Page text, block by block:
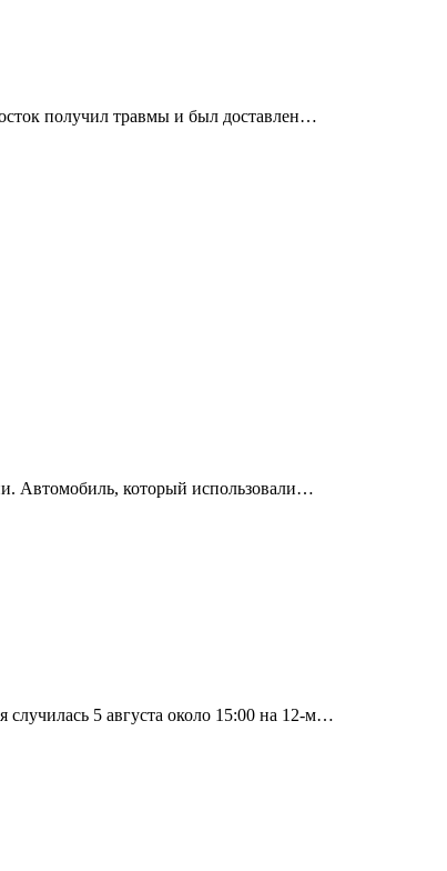
получил травмы и был доставлен…
Автомобиль, который использовали…
5 августа около 15:00 на 12-м…